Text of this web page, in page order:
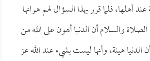
أهلها، فلما قرر بهذا السؤال لهم هوانها
والسلام أن الدنيا أهون على الله من
الدنيا هينة، وأنها ليست بشيء عند الله عز